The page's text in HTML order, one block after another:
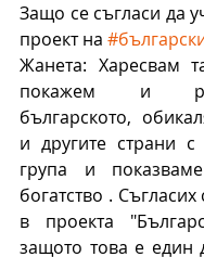
Защо се съгласи да
проект на
Жанета: Харесвам
покажем и
българското,
и другите страни
група и
богатство .
в проекта
защото това е